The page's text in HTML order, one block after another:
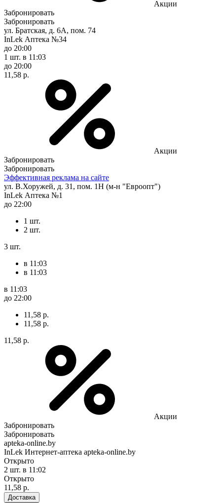
Акции
Забронировать
Забронировать
ул. Братская, д. 6А, пом. 74
InLek Аптека №34
до 20:00
1 шт. в 11:03
до 20:00
11,58 р.
Акции
Забронировать
Забронировать
Эффективная реклама на сайте
ул. В.Хоружей, д. 31, пом. 1Н (м-н "Евроопт")
InLek Аптека №1
до 22:00
1 шт.
2 шт.
3 шт.
в 11:03
в 11:03
в 11:03
до 22:00
11,58 р.
11,58 р.
11,58 р.
Акции
Забронировать
Забронировать
apteka-online.by
InLek Интернет-аптека apteka-online.by
Открыто
2 шт. в 11:02
Открыто
11,58 р.
Доставка